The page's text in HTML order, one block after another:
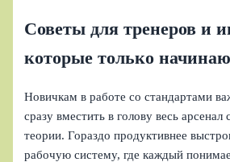
Советы для тренеров и
которые только
Новичкам в работе со стандартами
сразу вместить в голову весь арсенал
теории. Гораздо продуктивнее
рабочую систему, где каждый